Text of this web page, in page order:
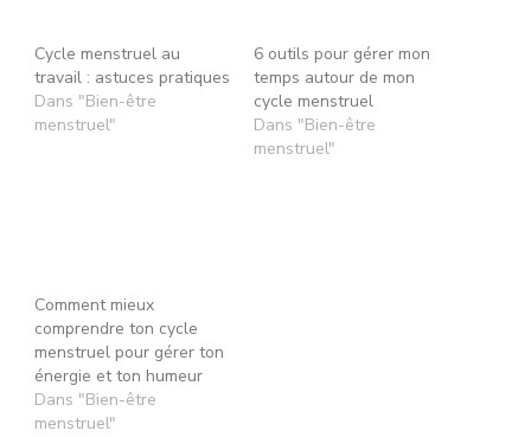
Cycle menstruel au
travail : astuces pratiques
Dans "Bien-être
menstruel"
6 outils pour gérer mon
temps autour de mon
cycle menstruel
Dans "Bien-être
menstruel"
Comment mieux
comprendre ton cycle
menstruel pour gérer ton
énergie et ton humeur
Dans "Bien-être
menstruel"